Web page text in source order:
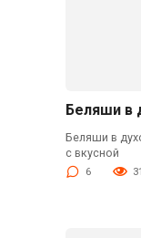
Беляши в
Беляши в
с вкусной
6